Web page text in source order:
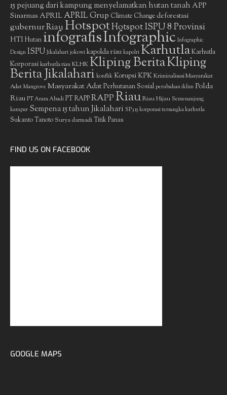
15 pejuang dari kampung menyelamatkan hutan tanah APP
Sinarmas APRIL APRIL Grup Climate Change deforestasi
gubernur RiauHotspotHotspot ISPU 8 Provinsi
HTIHutan infografisInfographic Infographic
Design ISPU Jikalahari jokowi kapolda riau kapolri KarhutlaKarhutla
Korporasikarhutla riauKLHKKliping BeritaKliping
Berita Jikalahari konflik Korupsi KPKKriminalisasi Masyarakat
Adat Mangrove Masyarakat AdatPerhutanan Sosial perubahan iklim Polda
Riau PT Arara Abadi PT RAPPRAPPRiauRiau Hijau Semenanjung
kampar Sempena 15 tahun Jikalahari SP3 15 korporasi tersangka karhutla
Sukanto Tanoto Surya darmadiTitik Panas
FIND US ON FACEBOOK
GOOGLE MAPS